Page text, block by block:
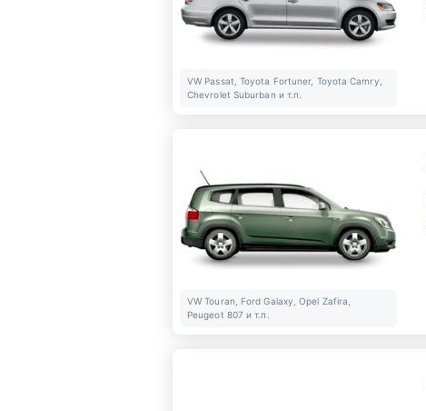
VW Passat, Toyota Fortuner, Toyota Camry,
Chevrolet Suburban и т.п.
VW Touran, Ford Galaxy, Opel Zafira,
Peugeot 807 и т.п.